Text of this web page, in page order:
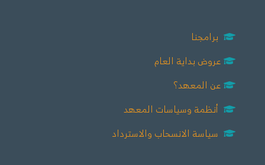
برامجنا
عروض بداية العام
عن المعهد؟
أنظمة وسياسات المعهد
سياسة الانسحاب والاسترداد